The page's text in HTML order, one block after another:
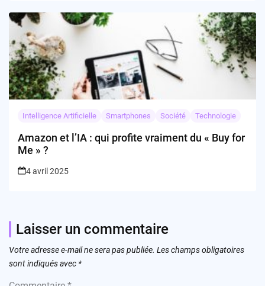
Intelligence Artificielle Smartphones Société Technologie
Amazon et l’IA : qui profite vraiment du « Buy for
Me » ?
4 avril 2025
Laisser un commentaire
Votre adresse e-mail ne sera pas publiée. Les champs obligatoires
sont indiqués avec *